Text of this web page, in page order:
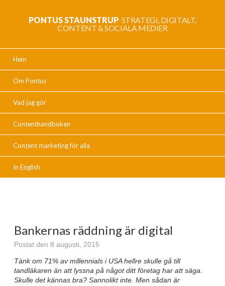
PONTUS STAUNSTRUP STRATEGI, DIGITALT,
CONTENT & SOCIALA MEDIER
Hem
Om Pontus
Vad jag gör
Contenthandboken
Content marketing för alla
In English
Bankernas räddning är digital
Postat den 8 augusti, 2015
Tänk om 71% av millennials i USA hellre skulle gå till
tandläkaren än att lyssna på något ditt företag har att säga.
Skulle det kännas bra? Sannolikt inte. Men sådan är